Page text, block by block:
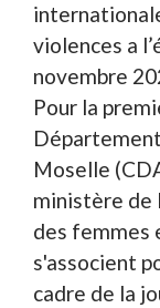
violences a
novembre
Pour la
Moselle
ministère de
des femmes
s'associent
cadre de la